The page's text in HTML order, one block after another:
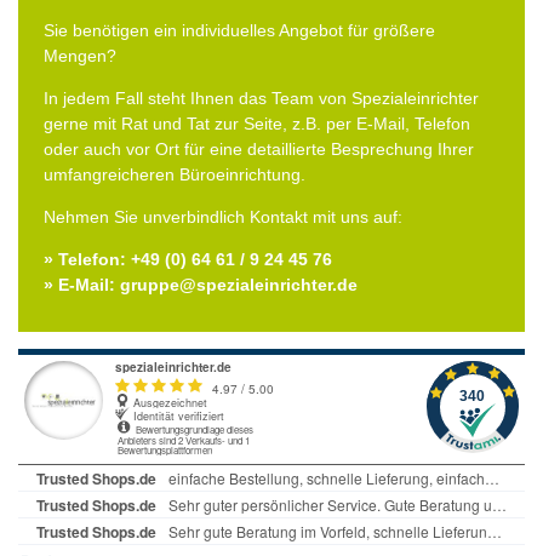
Sie benötigen ein individuelles Angebot für größere
Mengen?
In jedem Fall steht Ihnen das Team von Spezialeinrichter
gerne mit Rat und Tat zur Seite, z.B. per E-Mail, Telefon
oder auch vor Ort für eine detaillierte Besprechung Ihrer
umfangreicheren Büroeinrichtung.
Nehmen Sie unverbindlich Kontakt mit uns auf:
» Telefon: +49 (0) 64 61 / 9 24 45 76
» E-Mail: gruppe@spezialeinrichter.de